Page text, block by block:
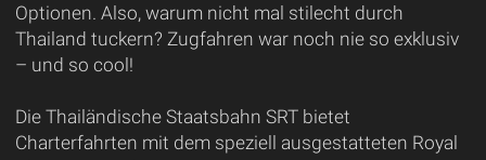
Optionen. Also, warum nicht mal stilecht durch
Thailand tuckern? Zugfahren war noch nie so exklusiv
– und so cool!
Die Thailändische Staatsbahn SRT bietet
Charterfahrten mit dem speziell ausgestatteten Royal